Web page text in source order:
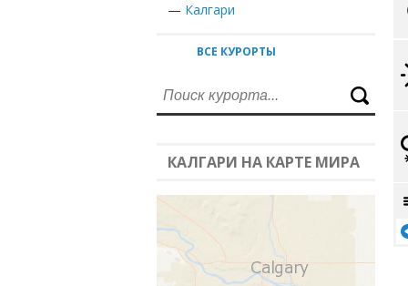
— Калгари
ВСЕ КУРОРТЫ
КАЛГАРИ НА КАРТЕ МИРА